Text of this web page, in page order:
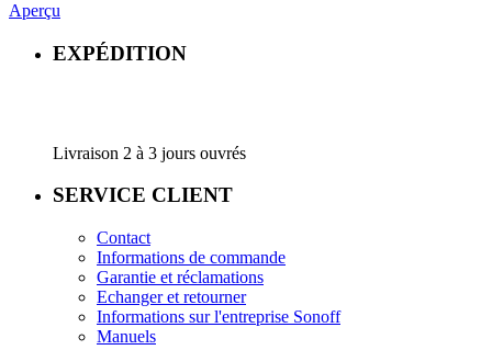
Aperçu
EXPÉDITION
Livraison 2 à 3 jours ouvrés
SERVICE CLIENT
Contact
Informations de commande
Garantie et réclamations
Echanger et retourner
Informations sur l'entreprise Sonoff
Manuels